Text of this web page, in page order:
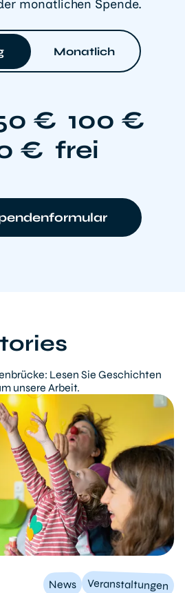
monatlichen Spende.
Monatlich
€ 100 €
€ frei
Lesen Sie Geschichten
unsere Arbeit.
News Veranstaltungen